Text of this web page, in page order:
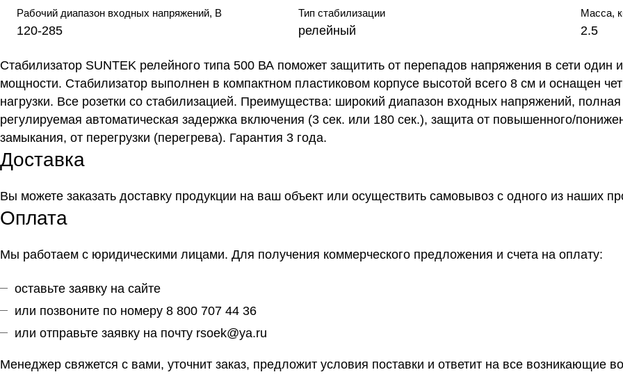
Рабочий диапазон входных напряжений, В
120-285
Тип стабилизации
релейный
Масса,
2.5
Стабилизатор SUNTEK релейного типа 500 ВА поможет защитить от перепадов напряжения в сети один
мощности. Стабилизатор выполнен в компактном пластиковом корпусе высотой всего 8 см и оснащен
нагрузки. Все розетки со стабилизацией. Преимущества: широкий диапазон входных напряжений,
регулируемая автоматическая задержка включения (3 сек. или 180 сек.), защита от повышенного/
замыкания, от перегрузки (перегрева). Гарантия 3 года.
Доставка
Вы можете заказать доставку продукции на ваш объект или осуществить самовывоз с одного из наших
Оплата
Мы работаем с юридическими лицами. Для получения коммерческого предложения и счета на оплату:
оставьте заявку на сайте
или позвоните по номеру 8 800 707 44 36
или отправьте заявку на почту rsoek@ya.ru
Менеджер свяжется с вами, уточнит заказ, предложит условия поставки и ответит на все возникающие